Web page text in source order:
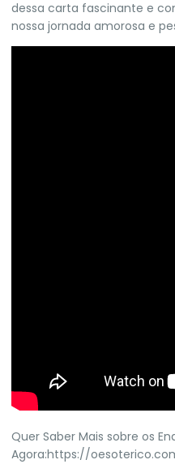
dessa carta fascinante e
nossa jornada amorosa e
Quer Saber Mais sobre os
Agora:https://